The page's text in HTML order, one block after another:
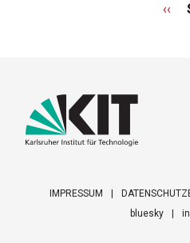
‹‹
IMPRESSUM
bluesky